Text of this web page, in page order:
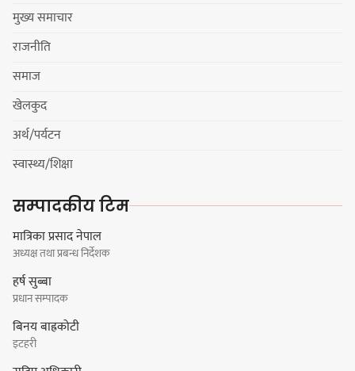
मुख्य समाचार
राजनीति
समाज
खेलकुद
अर्थ/पर्यटन
स्वास्थ्य/शिक्षा
सम्पादकीय टिम
मात्रिका प्रसाद नेपाल
अध्यक्ष तथा प्रबन्ध निर्देशक
हर्ष सुब्बा
प्रधान सम्पादक
बिनय बाह्रकोटी
इटहरी